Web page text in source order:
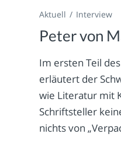
Aktuell Interview
Peter von
Im ersten Teil
erläutert der
wie Literatur mit
Schriftsteller
nichts von